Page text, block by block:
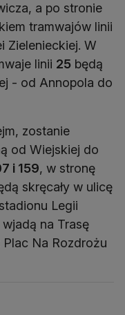
a po stronie
tramwajów linii
Zielenieckiej. W
linii 25 będą
- od Annopola do
zostanie
od Wiejskiej do
i 159, w stronę
skręcały w ulicę
Legii
na Trasę
Na Rozdrożu